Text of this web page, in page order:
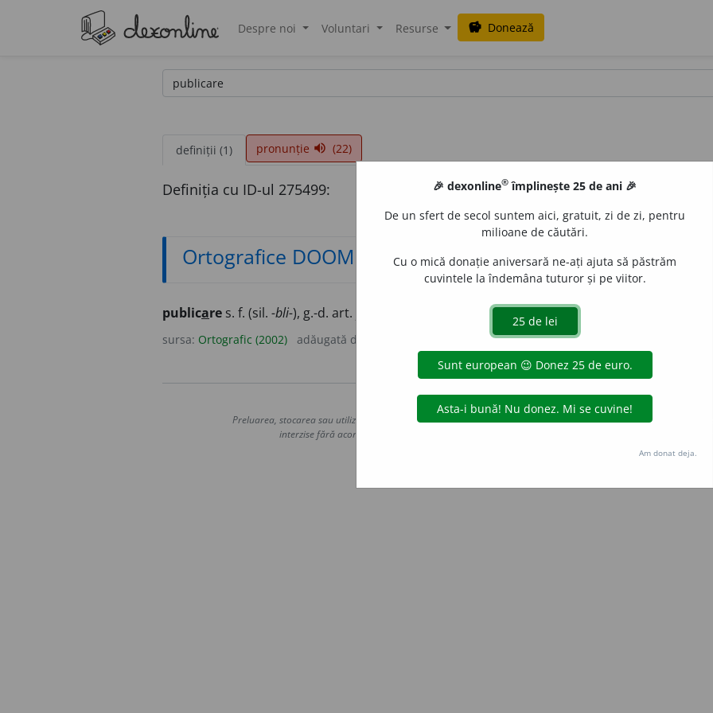
Despre noi Voluntari Resurse savings Donează
definiții (1) pronunție volume_up (22)
Definiția cu ID-ul 275499:
Ortografice DOOM
publicare s. f. (sil. -bli-), g.-d. art.
sursa: Ortografic (2002) adăugată de
Copyright © 2004-2026 dexonline (https://dexonline.ro)
Preluarea, stocarea sau utilizarea datelor de pe acest site, inclusiv prin orice metode de extragere automată
interzise fără acordul nostru prealabil scris, cu excepția seturilor de date oferite oficial spre utilizare
Hosterion
🎉 dexonline® împlinește 25 de ani 🎉
De un sfert de secol suntem aici, gratuit, zi de zi, pentru
milioane de căutări.
Cu o mică donație aniversară ne-ați ajuta să păstrăm
cuvintele la îndemâna tuturor și pe viitor.
Am donat deja.